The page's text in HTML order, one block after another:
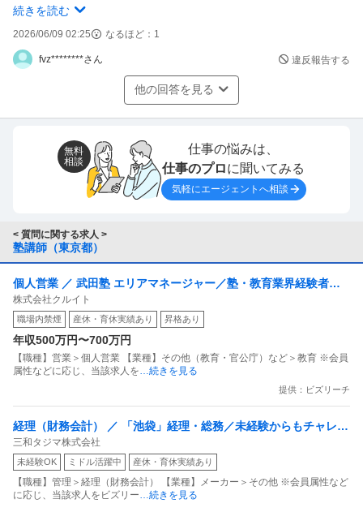
私は、宮城県に友達が居て、しかも東北大関係者です。
に対して、つまり第一希望じゃなかったわけで、面白くな
塾の採用試験が満点に近いなら、東北大経済学部です、だ
報で反感を買います。
私も失言しました。
息子(大学1年)が、共通テストを受けた時点で、東大のボ
本人は浪人したくないからと、前期で東北大を受けまし
た。
受かった後に友達に、それを言っちゃったんですね、失敗
しましたよ。
多分相手は不愉快だったので、東大落ちの東北大生は入っ
てから態度も成績も悪い、みたいな事を言われました。
失敗しましたね。
東北大に受かりました、嬉しいです、だけ言えば良かった
本当は東大に行きたかった東北大生より、東北大が第一志
望で嬉しい東北大生、の方を雇いたい塾の責任者は多いか
もしれませんよ。
余談ですが、息子は工学部なので、入試は学科を第1～第
3希望迄書いて出願し、成績順に希望学科に受かる仕組み
続きを読む
2026/06/09 02:25 なるほど： 1
fvz********さん 違反報告する
他の回答を見る
無料
相談
仕事の悩みは、
仕事のプロに聞いてみる
気軽にエージェントへ相談
< 質問に関する求人 >
塾講師（東京都）
個人営業 ／ 武田塾 エリアマネージャー／塾・教育業界経験者歓
迎／年収500〜700万
株式会社クルイト
職場内禁煙 産休・育休実績あり 昇格あり
年収500万円〜700万円
【職種】営業＞個人営業 【業種】その他（教育・官公庁）など＞教育 ※会員
属性などに応じ、当該求人を…続きを見る
提供：ビズリーチ
経理（財務会計） ／ 「池袋」経理・総務／未経験からもチャレン
ジ可／年休125日／土日祝休／残業月20H程度／上場G
三和タジマ株式会社
未経験OK ミドル活躍中 産休・育休実績あり
【職種】管理＞経理（財務会計） 【業種】メーカー＞その他 ※会員属性など
に応じ、当該求人をビズリー…続きを見る